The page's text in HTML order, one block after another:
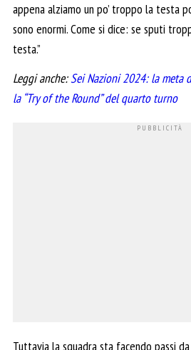
appena alziamo un po’ troppo la testa
sono enormi. Come si dice: se sputi
testa.”
Leggi anche:Sei Nazioni 2024: la meta
la “Try of the Round” del quarto turno
Tuttavia la squadra sta facendo passi